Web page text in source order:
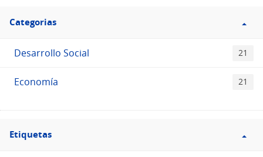
Filtro
Categorias
Categorias
Desarrollo Social 21
Economía 21
Filtro
Etiquetas
Etiquetas